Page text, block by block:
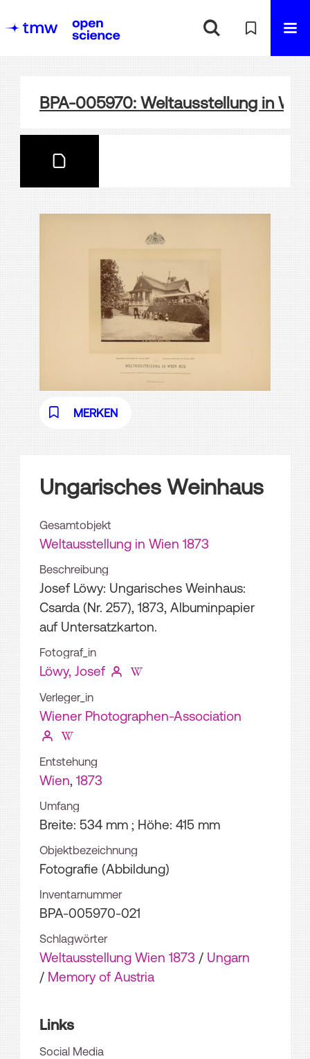
BPA-005970: Weltausstellung in
MERKEN
Ungarisches Weinhaus
Gesamtobjekt
Weltausstellung in Wien 1873
Beschreibung
Josef Löwy: Ungarisches Weinhaus:
Csarda (Nr. 257), 1873, Albuminpapier
auf Untersatzkarton.
Fotograf_in
Löwy, Josef
Verleger_in
Wiener Photographen-Association
Entstehung
Wien, 1873
Umfang
Breite: 534 mm ; Höhe: 415 mm
Objektbezeichnung
Fotografie (Abbildung)
Inventarnummer
BPA-005970-021
Schlagwörter
Weltausstellung Wien 1873 / Ungarn
/ Memory of Austria
Links
Social Media